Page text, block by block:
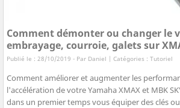
Comment démonter ou changer le
embrayage, courroie, galets sur
Publié le : 28/10/2019 - Par Daniel | Catégories : Tutoriel
Comment améliorer et augmenter les
l'accélération de votre Yamaha XMAX et MBK
dans un premier temps vous équiper des clés